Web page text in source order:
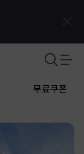
무료쿠폰